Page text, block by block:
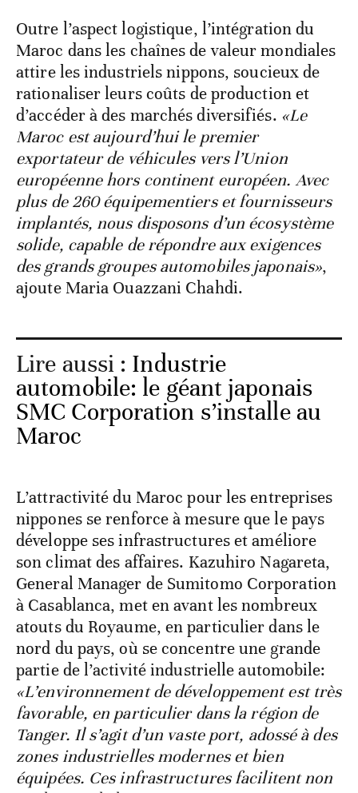
Outre l’aspect logistique, l’intégration du
Maroc dans les chaînes de valeur mondiales
attire les industriels nippons, soucieux de
rationaliser leurs coûts de production et
d’accéder à des marchés diversifiés. «Le
Maroc est aujourd’hui le premier
exportateur de véhicules vers l’Union
européenne hors continent européen. Avec
plus de 260 équipementiers et fournisseurs
implantés, nous disposons d’un écosystème
solide, capable de répondre aux exigences
des grands groupes automobiles japonais»,
ajoute Maria Ouazzani Chahdi.
Lire aussi : Industrie
automobile: le géant japonais
SMC Corporation s’installe au
Maroc
L’attractivité du Maroc pour les entreprises
nippones se renforce à mesure que le pays
développe ses infrastructures et améliore
son climat des affaires. Kazuhiro Nagareta,
General Manager de Sumitomo Corporation
à Casablanca, met en avant les nombreux
atouts du Royaume, en particulier dans le
nord du pays, où se concentre une grande
partie de l’activité industrielle automobile:
«L’environnement de développement est très
favorable, en particulier dans la région de
Tanger. Il s’agit d’un vaste port, adossé à des
zones industrielles modernes et bien
équipées. Ces infrastructures facilitent non